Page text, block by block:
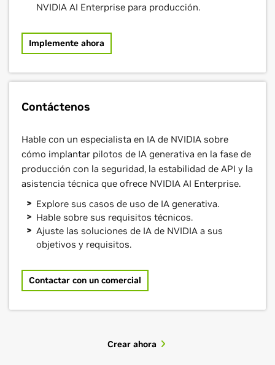
NVIDIA AI Enterprise para producción.
Implemente ahora
Contáctenos
Hable con un especialista en IA de NVIDIA sobre
cómo implantar pilotos de IA generativa en la fase de
producción con la seguridad, la estabilidad de API y la
asistencia técnica que ofrece NVIDIA AI Enterprise.
Explore sus casos de uso de IA generativa.
Hable sobre sus requisitos técnicos.
Ajuste las soluciones de IA de NVIDIA a sus
objetivos y requisitos.
Contactar con un comercial
Crear ahora